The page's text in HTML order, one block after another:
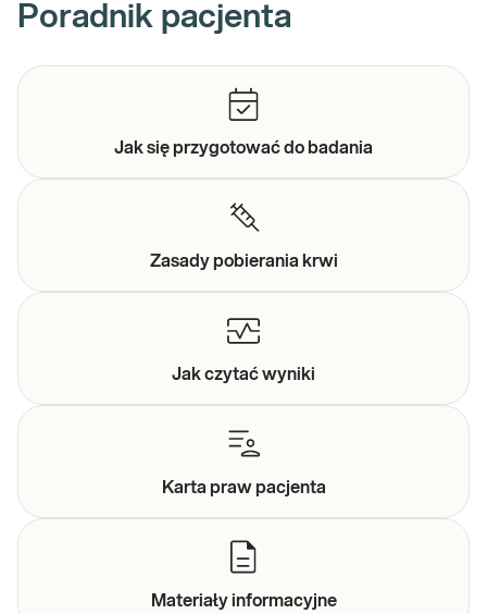
Poradnik pacjenta
Jak się przygotować do badania
Zasadypobierania krwi
Jak czytaćwyniki
Karta prawpacjenta
Materiałyinformacyjne